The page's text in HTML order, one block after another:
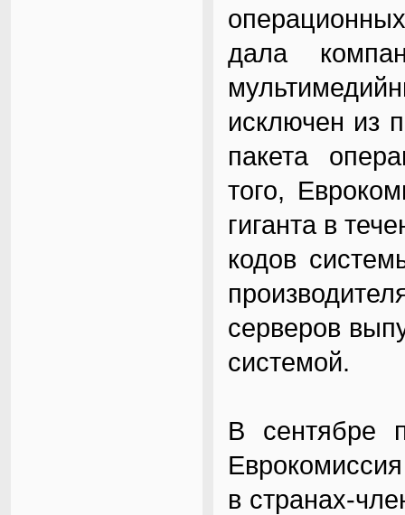
дала
исключен из
пакета
того,
гиганта в
кодов
серверов
системой.
В сентябре
в странах-